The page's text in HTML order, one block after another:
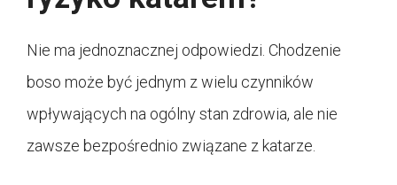
Nie ma jednoznacznej odpowiedzi. Chodzenie
boso może być jednym z wielu czynników
wpływających na ogólny stan zdrowia, ale nie
zawsze bezpośrednio związane z katarze.